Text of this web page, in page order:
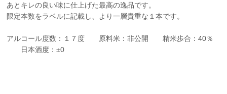
あとキレの良い味に仕上げた最高の逸品です。
限定本数をラベルに記載し、より一層貴重な１本です。
アルコール度数：１７度 原料米：非公開 精米歩合：40％
日本酒度：±0